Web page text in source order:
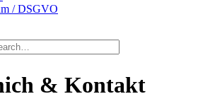
/ DSGVO
& Kontakt